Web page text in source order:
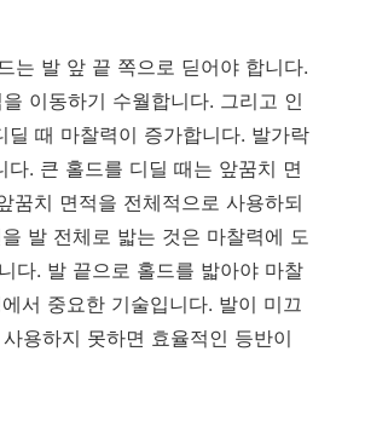
는 발 앞 끝 쪽으로 딛어야 합니다.
이동하기 수월합니다. 그리고 인
때 마찰력이 증가합니다. 발가락
. 큰 홀드를 디딜 때는 앞꿈치 면
꿈치 면적을 전체적으로 사용하되
발 전체로 밟는 것은 마찰력에 도
다. 발 끝으로 홀드를 밟아야 마찰
서 중요한 기술입니다. 발이 미끄
용하지 못하면 효율적인 등반이